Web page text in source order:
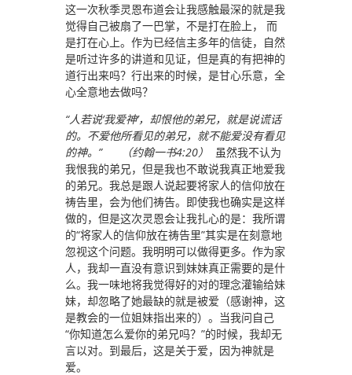
这一次秋季灵恩布道会让我感触最深的就是我
觉得自己被扇了一巴掌，不是打在脸上， 而
是打在心上。作为已经信主多年的信徒，自然
是听过许多的讲道和见证，但是真的有把神的
道行出来吗？行出来的时候，是甘心乐意，全
心全意地去做吗？
“人若说’我爱神’，却恨他的弟兄，就是说谎话
的。不爱他所看见的弟兄，就不能爱没有看见
的神。”
（约翰一书4:20）
虽然我不认为
我恨我的弟兄，但是我也不敢说我真正地爱我
的弟兄。我总是跟人说起要将家人的信仰放在
祷告里，会为他们祷告。即使我也确实是这样
做的，但是这次灵恩会让我扎心的是：我所谓
的“将家人的信仰放在祷告里”其实是在刻意地
忽视这个问题。我明明可以做得更多。作为家
人，我却一直没有意识到妹妹真正需要的是什
么。我一味地将我觉得好的对的理念灌输给妹
妹，却忽略了她最缺的就是被爱（感谢神，这
是教会的一位姐妹指出来的）。当我问自己
“你知道怎么爱你的弟兄吗？”的时候，我却无
言以对。到最后，这是关于爱，因为神就是
爱。